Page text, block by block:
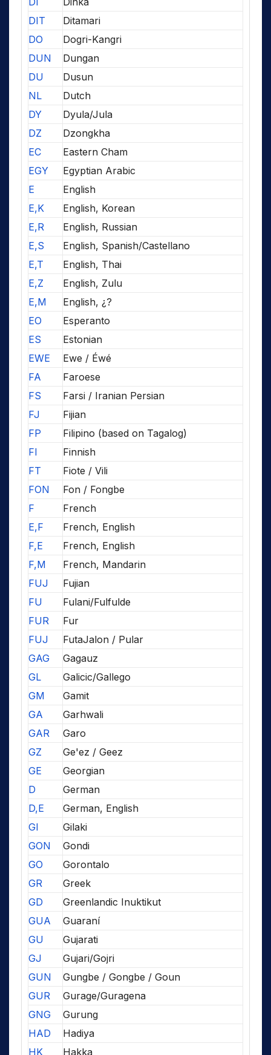
DIT
Ditamari
DO
Dogri-Kangri
DUN
Dungan
DU
Dusun
NL
Dutch
DY
Dyula/Jula
DZ
Dzongkha
EC
Eastern Cham
EGY
Egyptian Arabic
E
English
E,K
English, Korean
E,R
English, Russian
E,S
English, Spanish/Castellano
E,T
English, Thai
E,Z
English, Zulu
E,M
English, ¿?
EO
Esperanto
ES
Estonian
EWE
Ewe / Éwé
FA
Faroese
FS
Farsi / Iranian Persian
FJ
Fijian
FP
Filipino (based on Tagalog)
FI
Finnish
FT
Fiote / Vili
FON
Fon / Fongbe
F
French
E,F
French, English
F,E
French, English
F,M
French, Mandarin
FUJ
Fujian
FU
Fulani/Fulfulde
FUR
Fur
FUJ
FutaJalon / Pular
GAG
Gagauz
GL
Galicic/Gallego
GM
Gamit
GA
Garhwali
GAR
Garo
GZ
Ge'ez / Geez
GE
Georgian
D
German
D,E
German, English
GI
Gilaki
GON
Gondi
GO
Gorontalo
GR
Greek
GD
Greenlandic Inuktikut
GUA
Guaraní
GU
Gujarati
GJ
Gujari/Gojri
GUN
Gungbe / Gongbe / Goun
GUR
Gurage/Guragena
GNG
Gurung
HAD
Hadiya
HK
Hakka